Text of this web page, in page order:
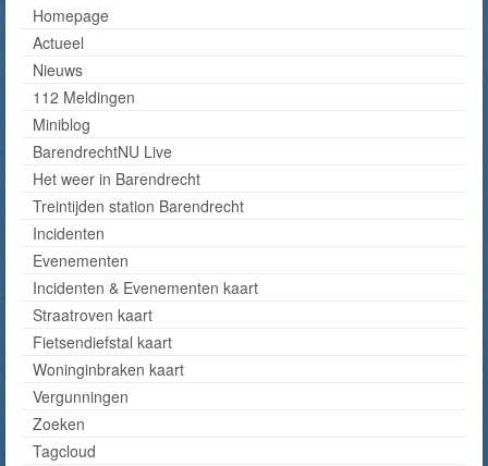
Homepage
Actueel
Nieuws
112 Meldingen
Miniblog
BarendrechtNU Live
Het weer in Barendrecht
Treintijden station Barendrecht
Incidenten
Evenementen
Incidenten & Evenementen kaart
Straatroven kaart
Fietsendiefstal kaart
Woninginbraken kaart
Vergunningen
Zoeken
Tagcloud